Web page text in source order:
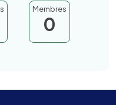
Membres
0